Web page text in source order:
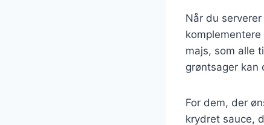
Når du
majs, som alle
grøntsager kan
For dem, der
krydret sauce,